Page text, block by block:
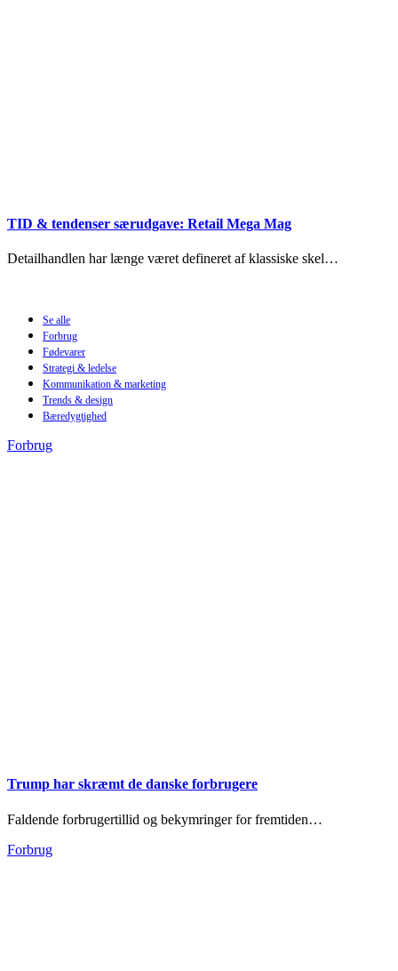
TID & tendenser særudgave: Retail Mega Mag
Detailhandlen har længe været defineret af klassiske skel…
Se alle
Forbrug
Fødevarer
Strategi & ledelse
Kommunikation & marketing
Trends & design
Bæredygtighed
Forbrug
Trump har skræmt de danske forbrugere
Faldende forbrugertillid og bekymringer for frem­tiden…
Forbrug